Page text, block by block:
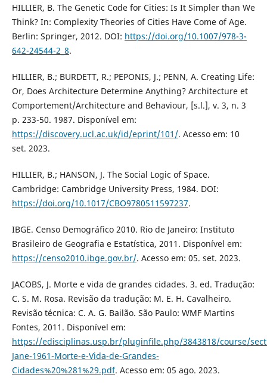
HILLIER, B. The Genetic Code for Cities: Is It Simpler than We
Think? In: Complexity Theories of Cities Have Come of Age.
Berlin: Springer, 2012. DOI: https://doi.org/10.1007/978-3-
642-24544-2_8.
HILLIER, B.; BURDETT, R.; PEPONIS, J.; PENN, A. Creating Life:
Or, Does Architecture Determine Anything? Architecture et
Comportement/Architecture and Behaviour, [s.l.], v. 3, n. 3
p. 233-50. 1987. Disponível em:
https://discovery.ucl.ac.uk/id/eprint/101/. Acesso em: 10
set. 2023.
HILLIER, B.; HANSON, J. The Social Logic of Space.
Cambridge: Cambridge University Press, 1984. DOI:
https://doi.org/10.1017/CBO9780511597237.
IBGE. Censo Demográfico 2010. Rio de Janeiro: Instituto
Brasileiro de Geografia e Estatística, 2011. Disponível em:
https://censo2010.ibge.gov.br/. Acesso em: 05. set. 2023.
JACOBS, J. Morte e vida de grandes cidades. 3. ed. Tradução:
C. S. M. Rosa. Revisão da tradução: M. E. H. Cavalheiro.
Revisão técnica: C. A. G. Bailão. São Paulo: WMF Martins
Fontes, 2011. Disponível em:
https://edisciplinas.usp.br/pluginfile.php/3843818/course/
Jane-1961-Morte-e-Vida-de-Grandes-
Cidades%20%281%29.pdf. Acesso em: 05 ago. 2023.